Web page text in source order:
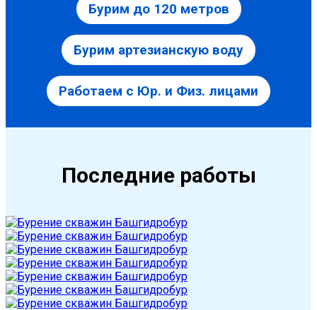
Бурим до 120 метров
Бурим артезианскую воду
Работаем с Юр. и Физ. лицами
Последние работы